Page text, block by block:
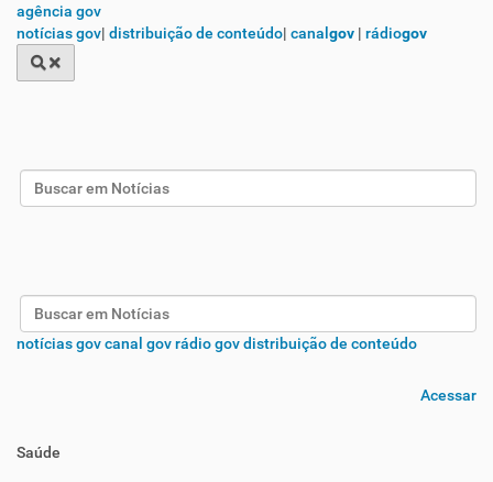
agência gov
notícias gov| distribuição de conteúdo| canal gov | rádiogov
Busca
Busca
notícias govcanal govrádio govdistribuição de conteúdo
Acessar
Saúde